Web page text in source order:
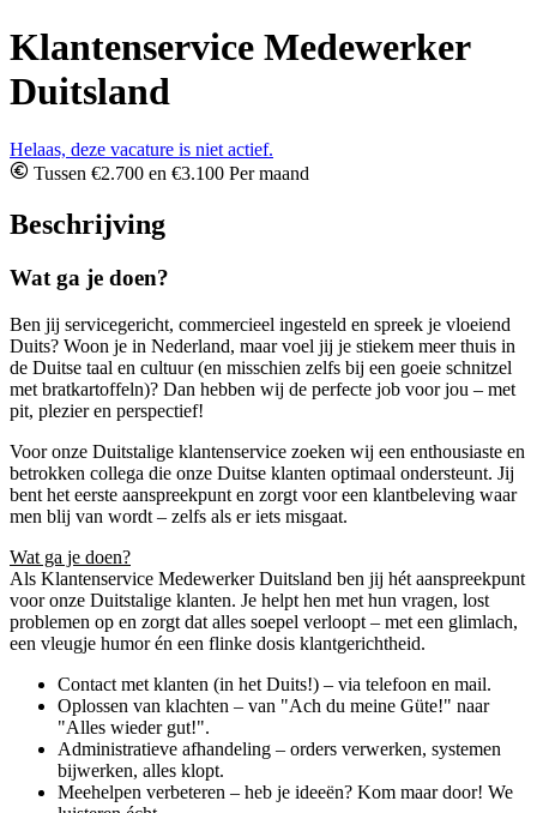
Klantenservice Medewerker
Duitsland
Helaas, deze vacature is niet actief.
Tussen €2.700 en €3.100 Per maand
Beschrijving
Wat ga je doen?
Ben jij servicegericht, commercieel ingesteld en spreek je vloeiend
Duits? Woon je in Nederland, maar voel jij je stiekem meer thuis in
de Duitse taal en cultuur (en misschien zelfs bij een goeie schnitzel
met bratkartoffeln)? Dan hebben wij de perfecte job voor jou – met
pit, plezier en perspectief!
Voor onze Duitstalige klantenservice zoeken wij een enthousiaste en
betrokken collega die onze Duitse klanten optimaal ondersteunt. Jij
bent het eerste aanspreekpunt en zorgt voor een klantbeleving waar
men blij van wordt – zelfs als er iets misgaat.
Wat ga je doen?
Als Klantenservice Medewerker Duitsland ben jij hét aanspreekpunt
voor onze Duitstalige klanten. Je helpt hen met hun vragen, lost
problemen op en zorgt dat alles soepel verloopt – met een glimlach,
een vleugje humor én een flinke dosis klantgerichtheid.
Contact met klanten (in het Duits!) – via telefoon en mail.
Oplossen van klachten – van "Ach du meine Güte!" naar
"Alles wieder gut!".
Administratieve afhandeling – orders verwerken, systemen
bijwerken, alles klopt.
Meehelpen verbeteren – heb je ideeën? Kom maar door! We